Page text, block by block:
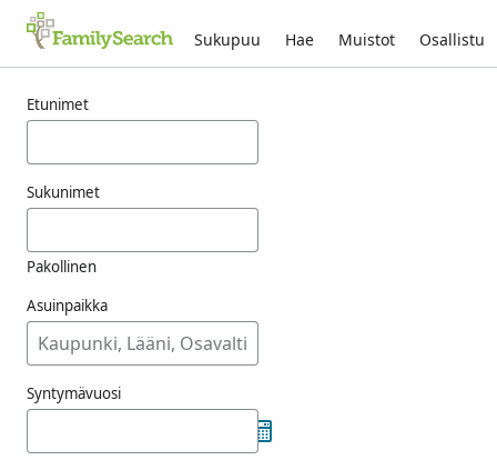
Sukupuu Hae Muistot Osallistu
Etunimet
Sukunimet
Pakollinen
Asuinpaikka
Syntymävuosi